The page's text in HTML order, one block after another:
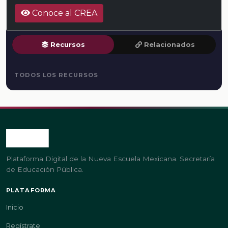
Conoce al CREA
Recursos Relacionados
TODOS LOS RECURSOS
Plataforma Digital de la Nueva Escuela Mexicana. Secretaría
de Educación Pública.
PLATAFORMA
Inicio
Regístrate